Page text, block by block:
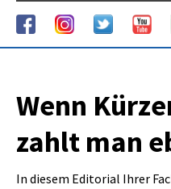
Wenn
zahlt man
In diesem Editorial Ihrer